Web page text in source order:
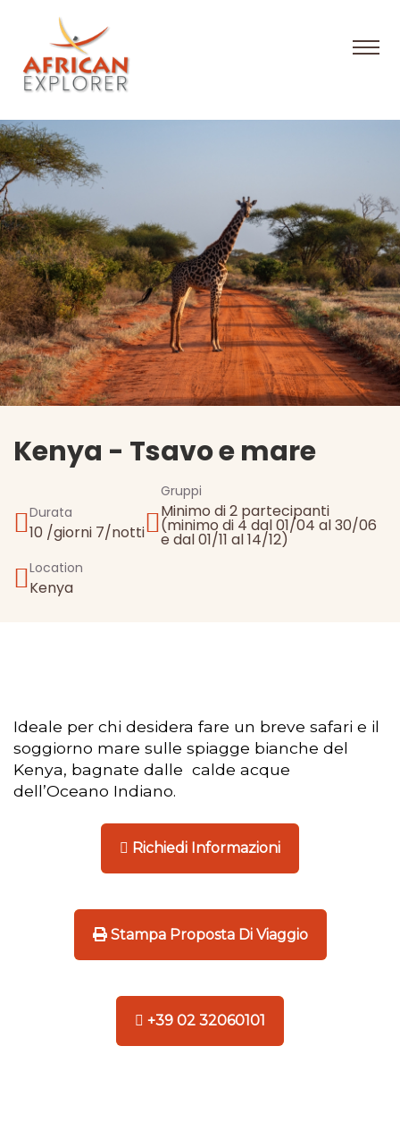
Kenya - Tsavo e mare
Durata
10 /giorni 7/notti
Gruppi
Minimo di 2 partecipanti
(minimo di 4 dal 01/04 al 30/06
e dal 01/11 al 14/12)
Location
Kenya
Ideale per chi desidera fare un breve safari e il
soggiorno mare sulle spiagge bianche del
Kenya, bagnate dalle calde acque
dell’Oceano Indiano.
Richiedi Informazioni
Stampa Proposta Di Viaggio
+39 02 32060101